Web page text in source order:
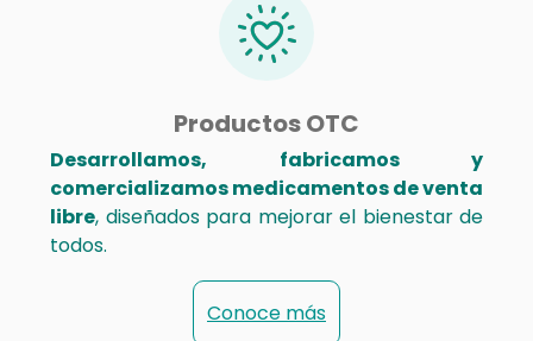
Productos OTC
Desarrollamos, fabricamos y
comercializamos medicamentos de venta
libre, diseñados para mejorar el bienestar de
todos.
Conoce más